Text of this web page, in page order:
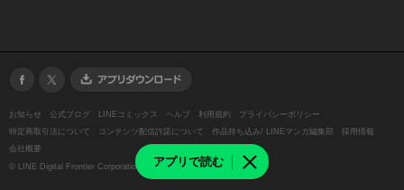
アプリで読む
お知らせ 公式ブログ LINEコミックス ヘルプ 利用規約
プライバシーポリシー
特定商取引法について
コンテンツ配信許諾について 作品持ち込み/ LINEマンガ編集部
採用情報
会社概要
© LINE Digital Frontier Corporation